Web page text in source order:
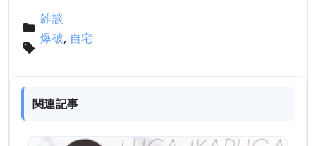
雑談
爆破, 自宅
関連記事